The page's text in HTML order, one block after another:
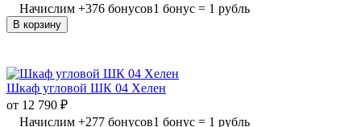
Начислим +376 бонусов1 бонус = 1 рубль
В корзину
Шкаф угловой ШК 04 Хелен
от 12 790 ₽
Начислим +277 бонусов1 бонус = 1 рубль